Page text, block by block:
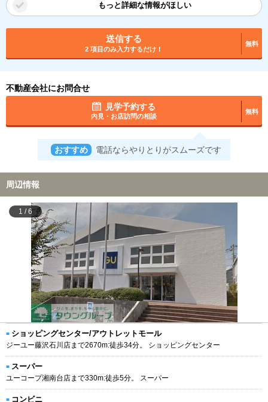
もっと詳細な情報がほしい
送信する
2 項目のみ入力するだけ！
無料
不動産会社にお問合せ
見学予約する
内見・お店訪問の相談
無料
おすすめ 電話ならやりとりがスムーズです
周辺情報
1 /6
ショッピングセンター/アウトレットモール
ジーユー藤沢石川店まで2670m:徒歩34分。 ショッピングセンター
スーパー
ユーコープ湘南台店まで330m:徒歩5分。 スーパー
コンビニ